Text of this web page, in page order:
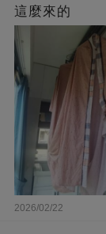
這麼來的
2026/02/22